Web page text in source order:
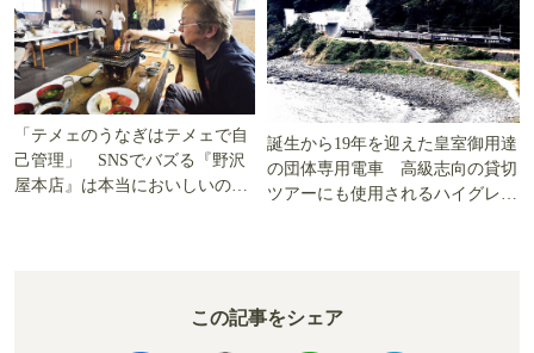
「テメェのうなぎはテメェで自
己管理」 SNSでバズる『野沢
屋本店』は本当においしいの
誕生から19年を迎えた皇室御用達
の団体専用電車 高級志向の貸切
ツアーにも使用されるハイグレー
この記事をシェア